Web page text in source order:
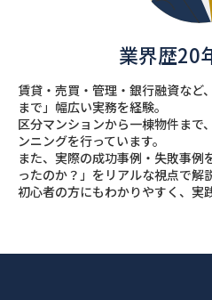
業界歴20
賃貸・売買・管理・銀⾏融資など
まで」幅広い実務を経験。
区分マンションから⼀棟物件まで
ンニングを⾏っています。
また、実際の成功事例・失敗事例
ったのか？」をリアルな視点で解説
初⼼者の⽅にもわかりやすく、実